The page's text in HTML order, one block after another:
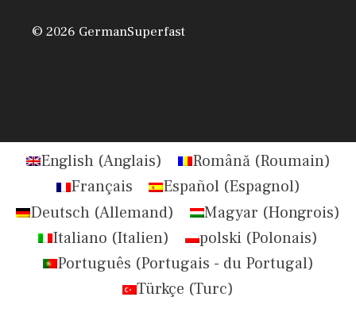
© 2026 GermanSuperfast
English(Anglais) Română(Roumain)
Français
Español(Espagnol)
Deutsch (Allemand) Magyar (Hongrois)
Italiano (Italien) polski (Polonais)
Português (Portugais - du Portugal)
Türkçe (Turc)